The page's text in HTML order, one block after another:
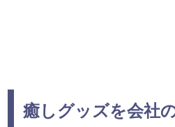
癒しグッズを会社